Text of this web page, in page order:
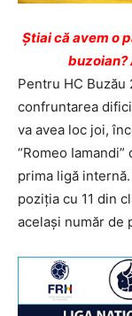
Ştiai că avem o
Pentru HC Buzău
confruntarea
va avea loc joi,
“Romeo
prima ligă
poziţia cu 11 din
acelaşi număr de